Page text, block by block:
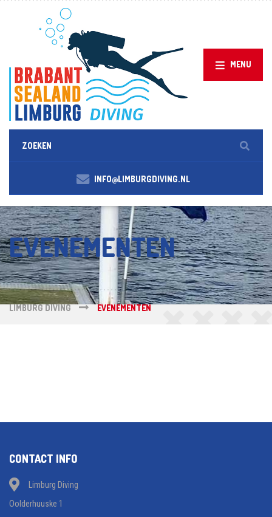
MENU
INFO@LIMBURGDIVING.NL
EVENEMENTEN
LIMBURG DIVING EVENEMENTEN
CONTACT INFO
Limburg Diving
Oolderhuuske 1